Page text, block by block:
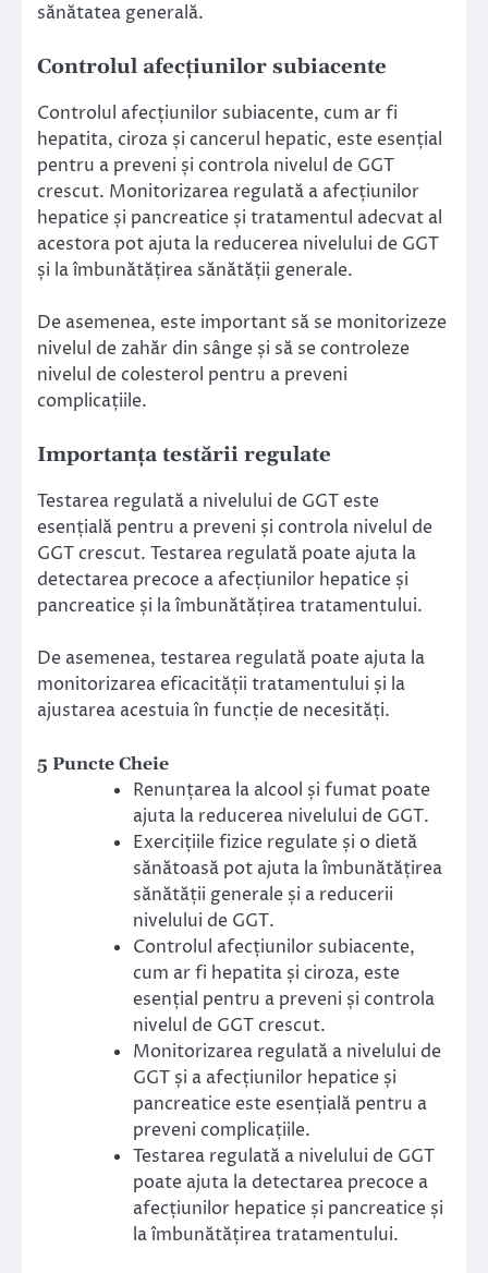
sănătatea generală.
Controlul afecțiunilor subiacente
Controlul afecțiunilor subiacente, cum ar fi
hepatita, ciroza și cancerul hepatic, este esențial
pentru a preveni și controla nivelul de GGT
crescut. Monitorizarea regulată a afecțiunilor
hepatice și pancreatice și tratamentul adecvat al
acestora pot ajuta la reducerea nivelului de GGT
și la îmbunătățirea sănătății generale.
De asemenea, este important să se monitorizeze
nivelul de zahăr din sânge și să se controleze
nivelul de colesterol pentru a preveni
complicațiile.
Importanța testării regulate
Testarea regulată a nivelului de GGT este
esențială pentru a preveni și controla nivelul de
GGT crescut. Testarea regulată poate ajuta la
detectarea precoce a afecțiunilor hepatice și
pancreatice și la îmbunătățirea tratamentului.
De asemenea, testarea regulată poate ajuta la
monitorizarea eficacității tratamentului și la
ajustarea acestuia în funcție de necesități.
5 Puncte Cheie
Renunțarea la alcool și fumat poate
ajuta la reducerea nivelului de GGT.
Exercițiile fizice regulate și o dietă
sănătoasă pot ajuta la îmbunătățirea
sănătății generale și a reducerii
nivelului de GGT.
Controlul afecțiunilor subiacente,
cum ar fi hepatita și ciroza, este
esențial pentru a preveni și controla
nivelul de GGT crescut.
Monitorizarea regulată a nivelului de
GGT și a afecțiunilor hepatice și
pancreatice este esențială pentru a
preveni complicațiile.
Testarea regulată a nivelului de GGT
poate ajuta la detectarea precoce a
afecțiunilor hepatice și pancreatice și
la îmbunătățirea tratamentului.